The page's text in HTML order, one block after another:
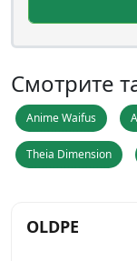
Смотрите
Anime Waifus
Theia Dimension
OLDPE